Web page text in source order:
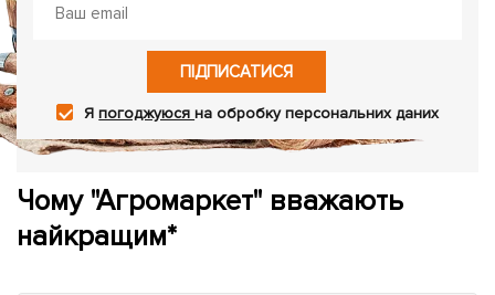
ПІДПИСАТИСЯ
Япогоджуюсяна обробку персональних даних
Чому "Агромаркет" вважають
найкращим*